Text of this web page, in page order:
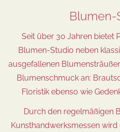
Blumen-
Seit über 30 Jahren bietet
Blumen-Studio neben
ausgefallenen
Blumenschmuck an:
Floristik ebenso wie
Durch den regelmäßigen
Kunsthandwerksmessen